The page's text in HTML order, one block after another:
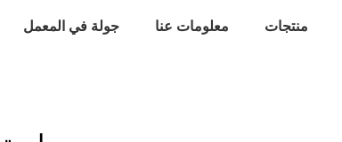
منتجات معلومات عنا جولة في المعمل